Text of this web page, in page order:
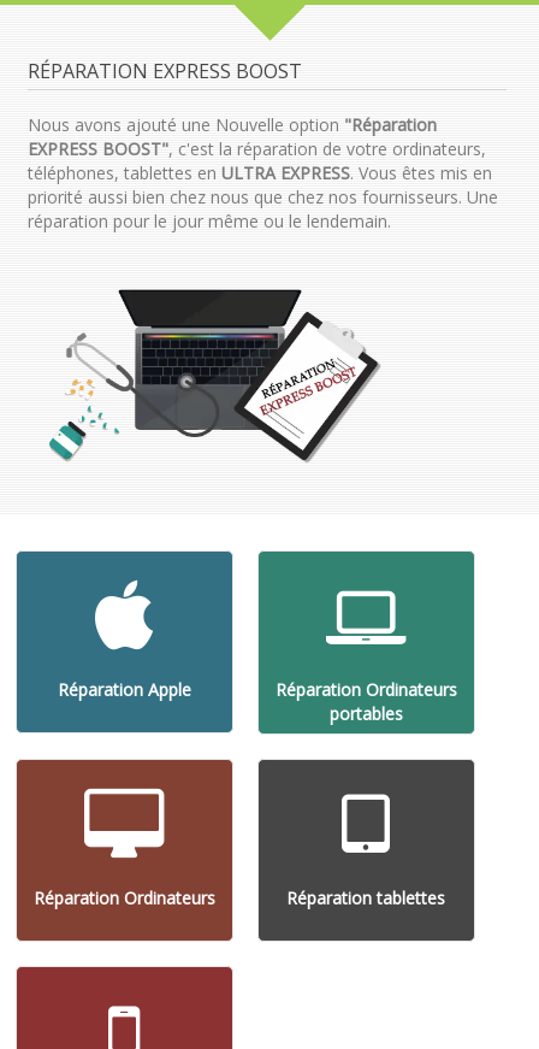
RÉPARATION EXPRESS BOOST
Nous avons ajouté une Nouvelle option "Réparation
EXPRESS BOOST", c'est la réparation de votre ordinateurs,
téléphones, tablettes en ULTRA EXPRESS. Vous êtes mis en
priorité aussi bien chez nous que chez nos fournisseurs. Une
réparation pour le jour même ou le lendemain.
Réparation Apple
Réparation Ordinateurs
portables
Réparation Ordinateurs Réparation tablettes